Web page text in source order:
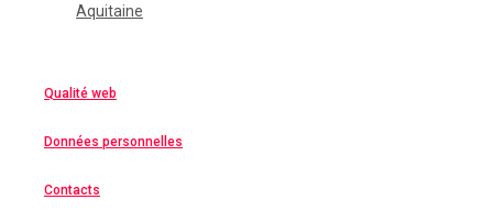
Aquitaine
Qualité web
Données personnelles
Contacts